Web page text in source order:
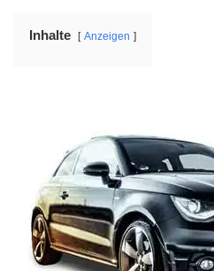
Inhalte Anzeigen